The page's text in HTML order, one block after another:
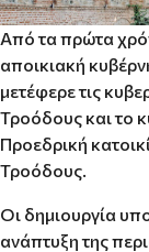
Από τα πρώτα
αποικιακή
μετέφερε τις
Τροόδους και το
Προεδρική
Τροόδους.
Οι δημιουργία
ανάπτυξη της